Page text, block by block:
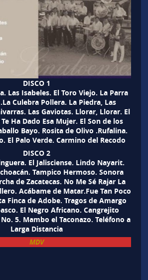
DISCO 1
Las Isabeles. El Toro Viejo. La Parra
Culebra Pollera. La Piedra, Las
Las Gaviotas. Llorar, Llorar. El
Ha Dado Esa Mujer. El Son de los
Bayo. Rosita de Olivo .Rufalina.
El Palo Verde. Carmino del Recodo
DISCO 2
El Jalisciense. Lindo Nayarit.
Tampico Hermoso. Sonora
de Zacatecas. No Me Sé Rajar La
Acábame de Matar.Fue Tan Poco
Finca de Adobe. Tragos de Amargo
El Negro Africano. Cangrejito
5. Mambo el Taconazo. Teléfono a
Larga Distancia
MDV